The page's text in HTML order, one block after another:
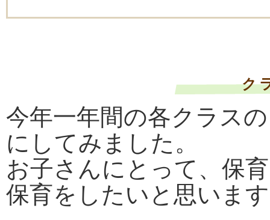
ク
今年一年間の各クラス
にしてみました。
お子さんにとって、保
保育をしたいと思いま